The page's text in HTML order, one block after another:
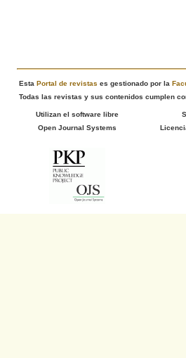
Esta Portal de revistas es gestionado por la
Todas las revistas y sus contenidos cumplen
Utilizan el software libre
Open Journal Systems